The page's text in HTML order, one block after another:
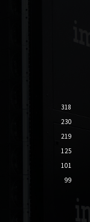
318
230
219
125
101
99